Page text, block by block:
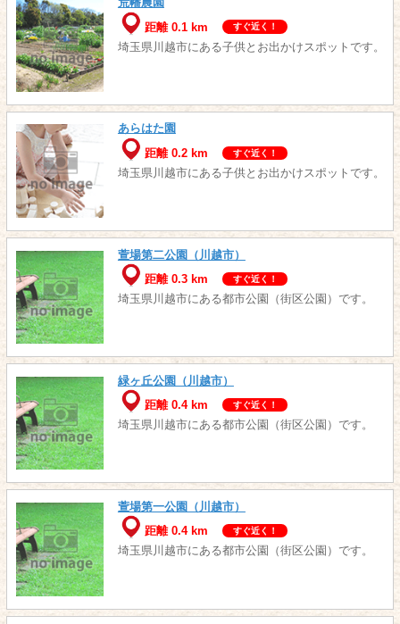
距離 0.1 km
すぐ近く！
埼玉県川越市にある子供とお出かけスポットです。
あらはた園
距離 0.2 km
すぐ近く！
埼玉県川越市にある子供とお出かけスポットです。
萱場第二公園（川越市）
距離 0.3 km
すぐ近く！
埼玉県川越市にある都市公園（街区公園）です。
緑ヶ丘公園（川越市）
距離 0.4 km
すぐ近く！
埼玉県川越市にある都市公園（街区公園）です。
萱場第一公園（川越市）
距離 0.4 km
すぐ近く！
埼玉県川越市にある都市公園（街区公園）です。